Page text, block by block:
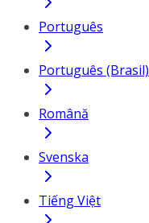
Português
Português (Brasil)
Română
Svenska
Tiếng Việt